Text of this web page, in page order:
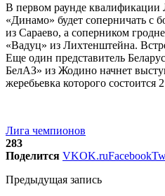
В первом раунде
«Динамо» будет соперничать с
из Сараево, а соперником
«Вадуц» из Лихтенштейна.
Еще один представитель
БелАЗ» из Жодино начнет
жеребьевка которого состоится
Лига чемпионов
283
Поделится VKOK.ruFacebook
Предыдущая запись